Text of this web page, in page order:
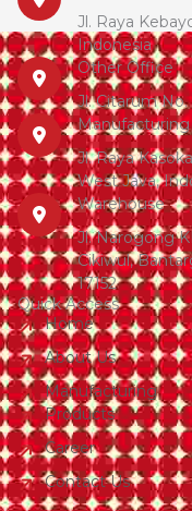
Jl. Raya
Indonesia
Other Office
Jl. Citarum No.
Jl. Raya
West Java,
Warehouse
Jl. Narogong
Cikiwul,
17152
Quick Access
Home
About Us
Manufacturing
Products
Career
Contact Us